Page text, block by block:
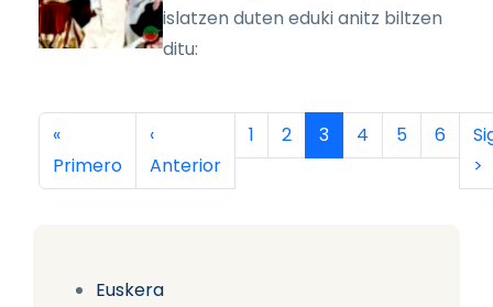
Euskera
islatzen duten eduki anitz biltzen
ditu:
Paginación
Primera página
«
Primero
Página anterior
‹
Anterior
Página
1 Página
2 Página actual
3 Página
4 Página
5 Página
6
>